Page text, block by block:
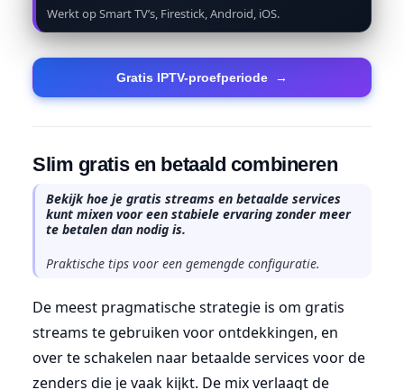
Werkt op Smart TV’s, Firestick, Android, iOS.
Gratis IPTV-proefperiode →
Slim gratis en betaald combineren
Bekijk hoe je gratis streams en betaalde services
kunt mixen voor een stabiele ervaring zonder meer
te betalen dan nodig is.
Praktische tips voor een gemengde configuratie.
De meest pragmatische strategie is om gratis
streams te gebruiken voor ontdekkingen, en
over te schakelen naar betaalde services voor de
zenders die je vaak kijkt. De mix verlaagt de